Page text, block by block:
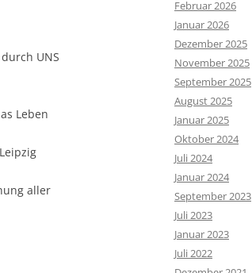
UNS
Leben
aller
Februar 2026
Januar 2026
Dezember 2025
November 2025
September 2025
August 2025
Januar 2025
Oktober 2024
Juli 2024
Januar 2024
September 2023
Juli 2023
Januar 2023
Juli 2022